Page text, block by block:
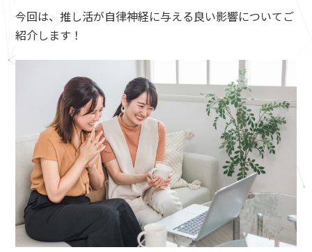
今回は、推し活が自律神経に与える良い影響についてご
紹介します！